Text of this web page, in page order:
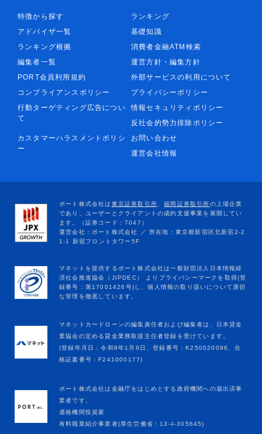
特徴から探す
ランキング
アドバイザ一覧
基礎知識
ランキング根拠
消費者金融ATM検索
編集者一覧
運営方針・編集方針
PORT会員利用規約
外部サービスの利用について
コンプライアンスポリシー
プライバシーポリシー
行動ターゲティング広告につい
て
情報セキュリティポリシー
反社会的勢力排除ポリシー
カスタマーハラスメントポリシ
ー
お問い合わせ
運営会社情報
マネットカードローンの編集責任者および編集者は、日本貸金
業協会の定める貸金業務取扱主任者登録を受けています。
(登録年月日：令和8年1月9日、登録番号：K250020096、合
格証書番号：F241000177)
ポート株式会社は金融庁をはじめとする政府機関への届出済事
業者です。
適格機関投資家
有料職業紹介事業者(厚生労働省：13-ﾕ-305645)